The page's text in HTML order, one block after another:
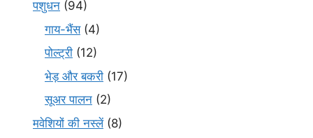
पशुधन (94)
गाय-भैंस(4)
पोल्ट्री (12)
भेड़ और बकरी (17)
सूअर पालन (2)
मवेशियों की नस्लें(8)